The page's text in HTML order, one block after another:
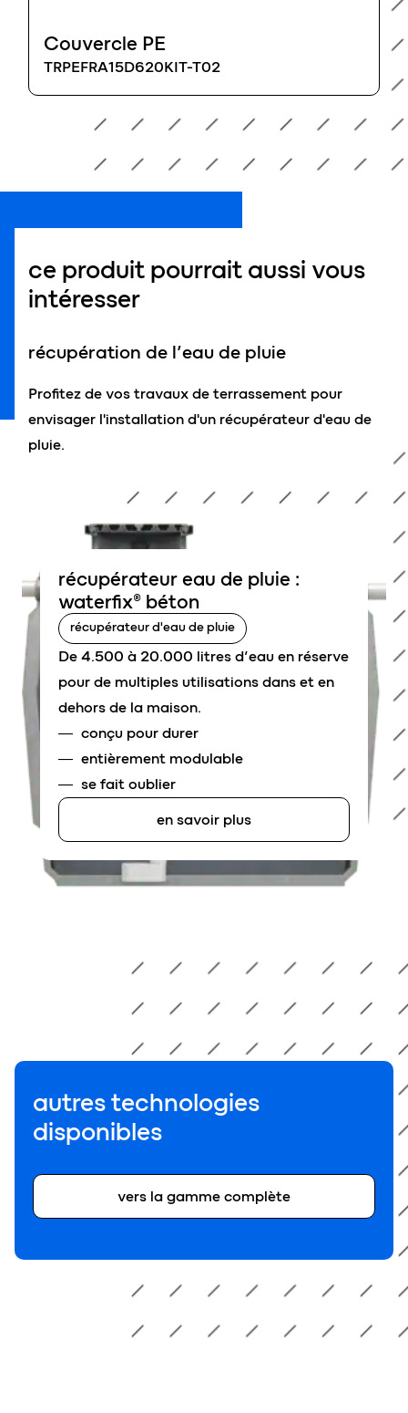
Couvercle PE
TRPEFRA15D620KIT-T02
ce produit pourrait aussi vous
intéresser
récupération de l’eau de pluie
Profitez de vos travaux de terrassement pour
envisager l'installation d'un récupérateur d'eau de
pluie.
récupérateur eau de pluie :
waterfix® béton
récupérateur d'eau de pluie
De 4.500 à 20.000 litres d’eau en réserve
pour de multiples utilisations dans et en
dehors de la maison.
conçu pour durer
entièrement modulable
se fait oublier
en savoir plus
autres technologies
disponibles
vers la gamme complète